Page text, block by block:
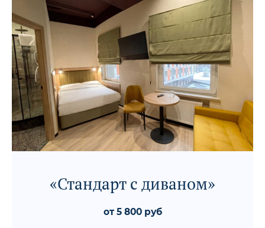
«Стандарт с диваном»
от 5 800 руб